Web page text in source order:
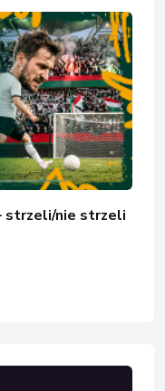
strzeli/nie strzeli